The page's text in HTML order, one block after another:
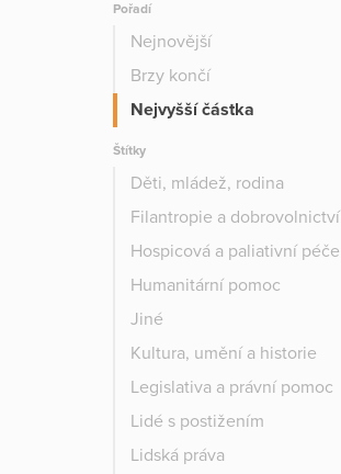
Pořadí
Nejnovější
Brzy končí
Nejvyšší částka
Štítky
Děti, mládež, rodina
Filantropie a dobrovolnictví
Hospicová a paliativní péče
Humanitární pomoc
Jiné
Kultura, umění a historie
Legislativa a právní pomoc
Lidé s postižením
Lidská práva